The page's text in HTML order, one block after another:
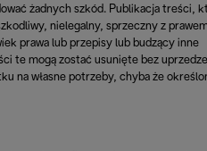
żadnych szkód. Publikacja treści,
nielegalny, sprzeczny z
prawa lub przepisy lub budzący inne
te mogą zostać usunięte bez
na własne potrzeby, chyba że